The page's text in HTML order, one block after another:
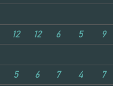
12 12 6 5 9
5 6 7 4 7